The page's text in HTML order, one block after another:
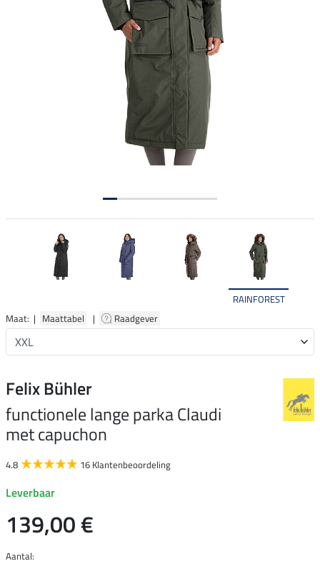
RAINFOREST
Maat: | Maattabel | Raadgever
Felix Bühler
functionele lange parka Claudi
met capuchon
4.8 16 Klantenbeoordeling
Leverbaar
139,00 €
Aantal: